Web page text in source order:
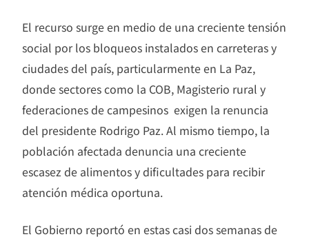
El recurso surge en medio de una creciente tensión
social por los bloqueos instalados en carreteras y
ciudades del país, particularmente en La Paz,
donde sectores como la COB, Magisterio rural y
federaciones de campesinos exigen la renuncia
del presidente Rodrigo Paz. Al mismo tiempo, la
población afectada denuncia una creciente
escasez de alimentos y dificultades para recibir
atención médica oportuna.
El Gobierno reportó en estas casi dos semanas de